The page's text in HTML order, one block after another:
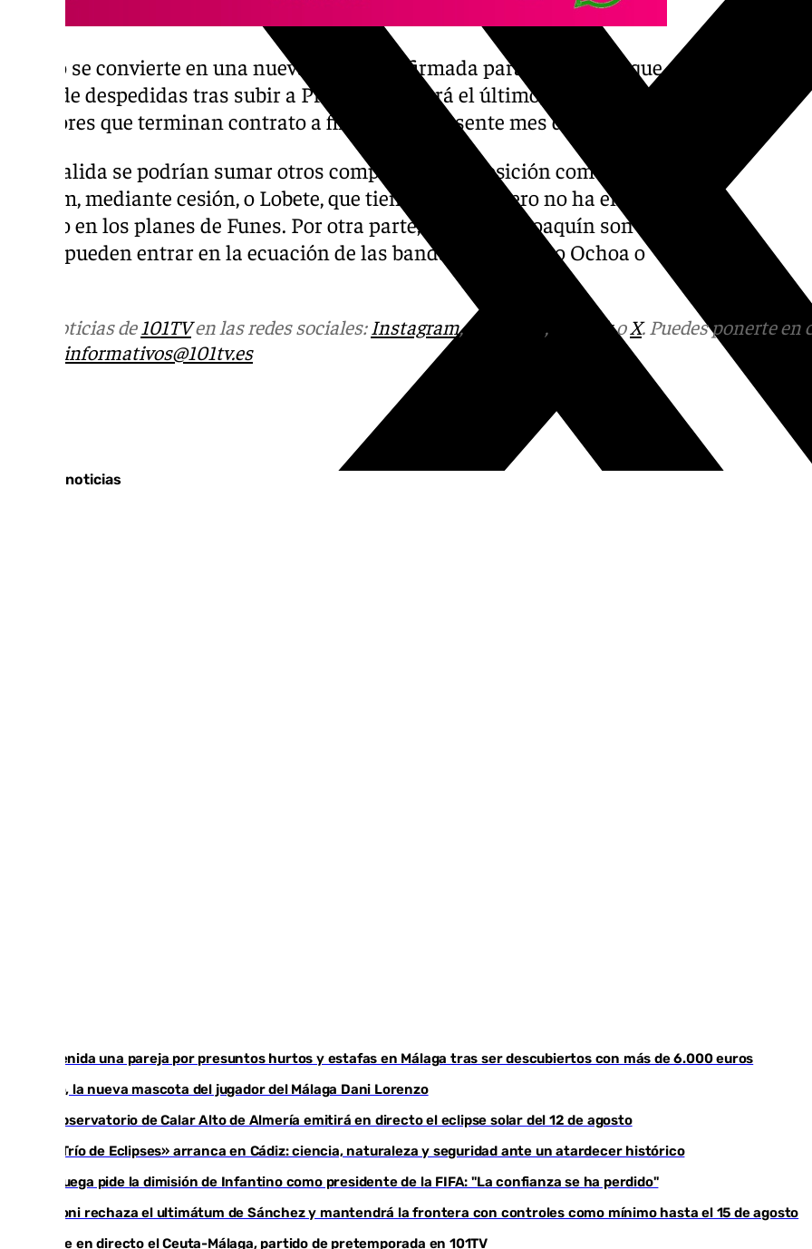
Dorrio se convierte en una nueva salida confirmada para un Málaga que
sigue de despedidas tras subir a Primera. No será el último, pues aún hay
jugadores que terminan contrato a finales del presente mes de junio.
A su salida se podrían sumar otros compañeros de posición como
Haitam, mediante cesión, o Lobete, que tiene contrato pero no ha entrado
mucho en los planes de Funes. Por otra parte, Larrubia y Joaquín son
fijos y pueden entrar en la ecuación de las bandas otros como Ochoa o
Más noticias de101TVen las redes sociales:Instagram,Facebook , Tik TokoX. Puedes ponerte
informativos@101tv.es
Últimas noticias
Detenida una pareja por presuntos hurtos y estafas en Málaga tras ser descubiertos con más de 6.000 euros
Isco, la nueva mascota del jugador del Málaga Dani Lorenzo
El observatorio de Calar Alto de Almería emitirá en directo el eclipse solar del 12 de agosto
El «Trío de Eclipses» arranca en Cádiz: ciencia, naturaleza y seguridad ante un atardecer histórico
Noruega pide la dimisión de Infantino como presidente de la FIFA: "La confianza se ha perdido"
Meloni rechaza el ultimátum de Sánchez y mantendrá la frontera con controles como mínimo hasta el 15 de agosto
Sigue en directo el Ceuta-Málaga, partido de pretemporada en 101TV